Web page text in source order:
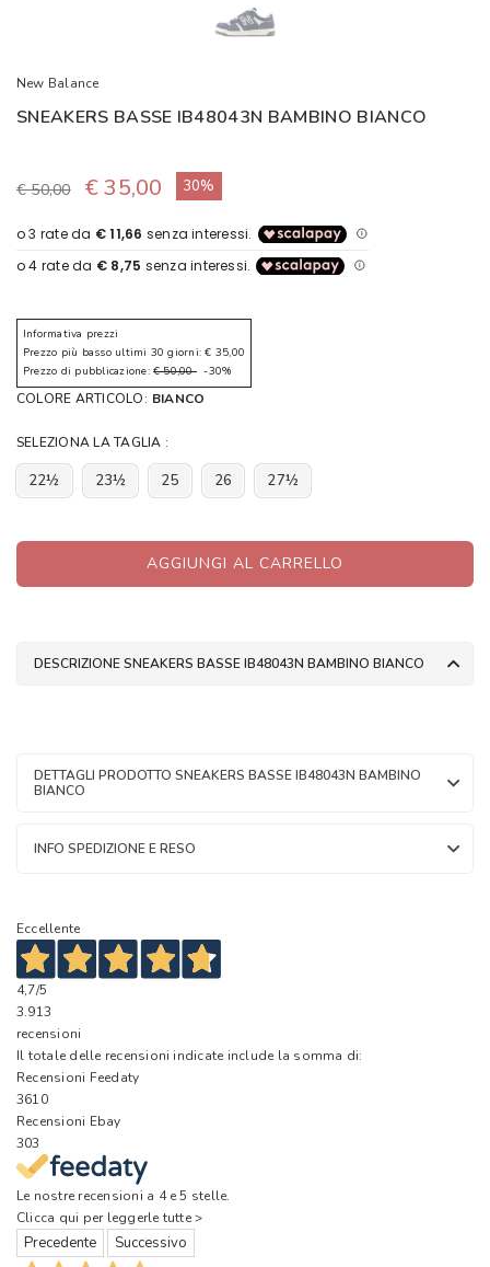
New Balance
SNEAKERS BASSE IB48043N BAMBINO BIANCO
€ 50,00 € 35,00 30%
Informativa prezzi
Prezzo più basso ultimi 30 giorni: € 35,00
Prezzo di pubblicazione: € 50,00-30%
COLORE ARTICOLO: BIANCO
SELEZIONA LA TAGLIA :
22½ 23½ 25 26 27½
AGGIUNGI AL CARRELLO
DESCRIZIONE SNEAKERS BASSE IB48043N BAMBINO BIANCO
DETTAGLI PRODOTTO SNEAKERS BASSE IB48043N BAMBINO
BIANCO
INFO SPEDIZIONE E RESO
Eccellente
4,7/5
3.913
recensioni
Il totale delle recensioni indicate include la somma di:
Recensioni Feedaty
3610
Recensioni Ebay
303
Le nostre recensioni a 4 e 5 stelle.
Clicca qui per leggerle tutte >
Precedente Successivo